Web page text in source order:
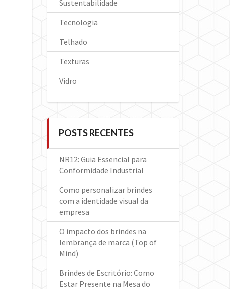
Sustentabilidade
Tecnologia
Telhado
Texturas
Vidro
POSTS RECENTES
NR12: Guia Essencial para
Conformidade Industrial
Como personalizar brindes
com a identidade visual da
empresa
O impacto dos brindes na
lembrança de marca (Top of
Mind)
Brindes de Escritório: Como
Estar Presente na Mesa do